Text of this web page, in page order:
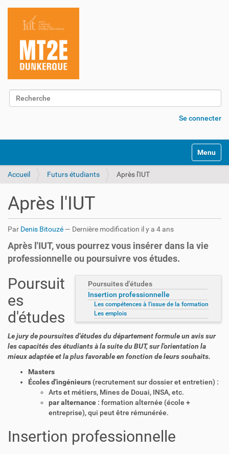
Chercher par
Se connecter
Activer/
Accueil Futurs étudiants Après l'IUT
Après l'IUT
Par Denis Bitouzé— Dernière modification il y a 4 ans
Après l'IUT, vous pourrez vous insérer dans la vie
professionnelle ou poursuivre vos études.
Poursuites d'études
Insertion professionnelle
Les compétences à l'issue de la formation
Les emplois
Poursuit
es
d'études
Le jury de poursuites d'études du département formule un avis sur
les capacités des étudiants à la suite du BUT, sur l'orientation la
mieux adaptée et la plus favorable en fonction de leurs souhaits.
Masters
Écoles d'ingénieurs (recrutement sur dossier et entretien) :
Arts et métiers, Mines de Douai, INSA, etc.
par alternance : formation alternée (école +
entreprise), qui peut être rémunérée.
Insertion professionnelle